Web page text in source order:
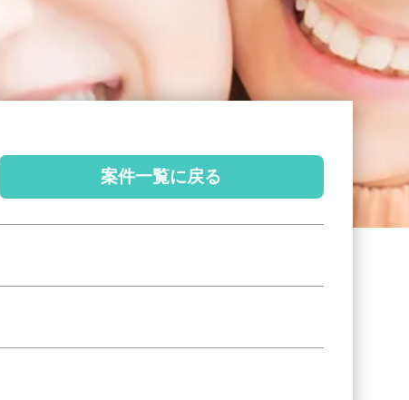
案件一覧に戻る